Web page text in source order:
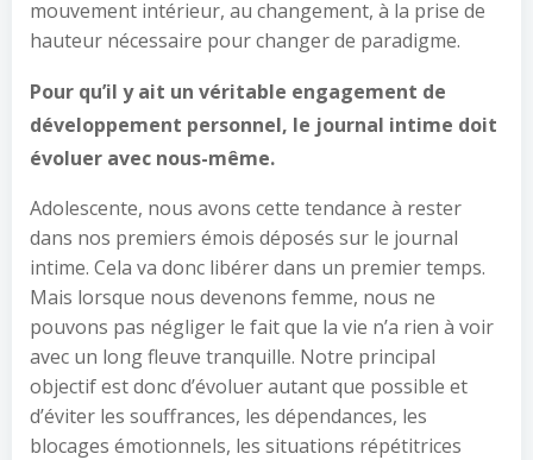
mouvement intérieur, au changement, à la prise de
hauteur nécessaire pour changer de paradigme.
Pour qu’il y ait un véritable engagement de
développement personnel, le journal intime doit
évoluer avec nous-même.
Adolescente, nous avons cette tendance à rester
dans nos premiers émois déposés sur le journal
intime. Cela va donc libérer dans un premier temps.
Mais lorsque nous devenons femme, nous ne
pouvons pas négliger le fait que la vie n’a rien à voir
avec un long fleuve tranquille. Notre principal
objectif est donc d’évoluer autant que possible et
d’éviter les souffrances, les dépendances, les
blocages émotionnels, les situations répétitrices